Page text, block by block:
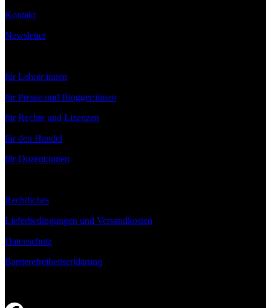
Kontakt
Newsletter
für Lehrer:innen
für Presse und Blogger:innen
für Rechte und Lizenzen
für den Handel
für Dozent:innen
Rechtliches
Lieferbedingungen und Versandkosten
Datenschutz
Barrierefreiheitserklärung